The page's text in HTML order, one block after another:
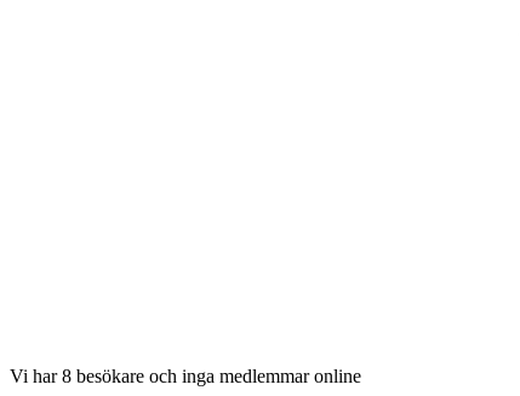
Vi har 8 besökare och inga medlemmar online